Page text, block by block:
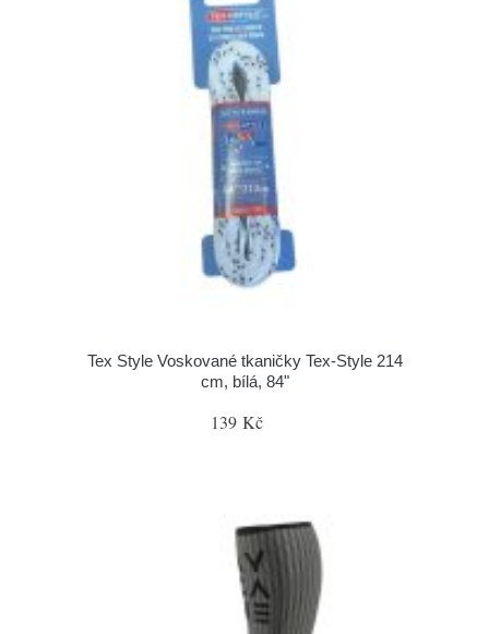
Tex Style Voskované tkaničky Tex-Style 214
cm, bílá, 84"
139 Kč